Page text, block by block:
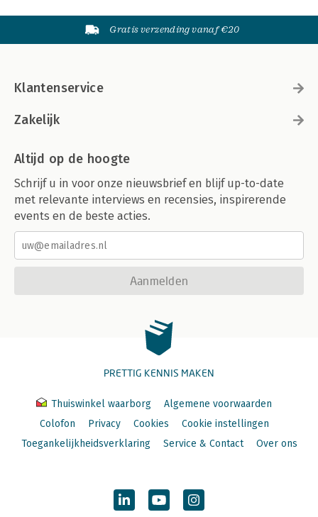
Gratis verzending vanaf €20
Klantenservice
Zakelijk
Altijd op de hoogte
Schrijf u in voor onze nieuwsbrief en blijf up-to-date
met relevante interviews en recensies, inspirerende
events en de beste acties.
Aanmelden
PRETTIG KENNIS MAKEN
Thuiswinkel waarborg
Algemene voorwaarden
Colofon
Privacy Cookies
Cookie instellingen
Toegankelijkheidsverklaring
Service & Contact Over ons